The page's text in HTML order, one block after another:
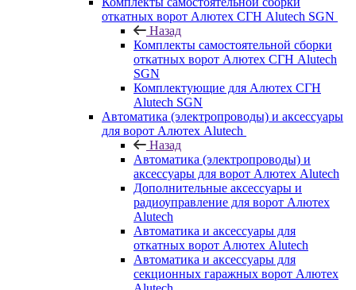
откатных ворот Алютех СГН Alutech SGN
Назад
Комплекты самостоятельной сборки
откатных ворот Алютех СГН Alutech
SGN
Комплектующие для Алютех СГН
Alutech SGN
Автоматика (электропроводы) и аксессуары
для ворот Алютех Alutech
Назад
Автоматика (электропроводы) и
аксессуары для ворот Алютех Alutech
Дополнительные аксессуары и
радиоуправление для ворот Алютех
Alutech
Автоматика и аксессуары для
откатных ворот Алютех Alutech
Автоматика и аксессуары для
секционных гаражных ворот Алютех